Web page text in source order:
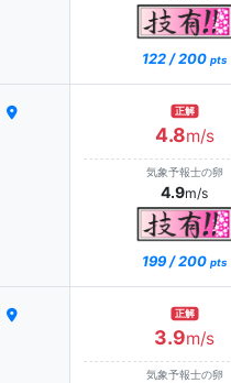
122 / 200 pts
正解
4.8m/s
気象予報士の卵
4.9m/s
199 / 200 pts
正解
3.9m/s
気象予報士の卵